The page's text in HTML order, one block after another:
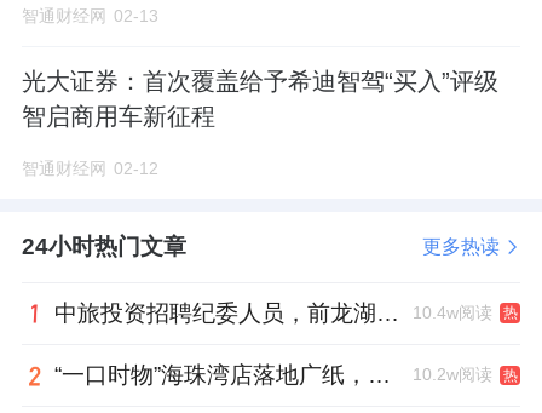
智通财经网 02-13
光大证券：首次覆盖给予希迪智驾“买入”评级
智启商用车新征程
智通财经网 02-12
24小时热门文章 更多热读
中旅投资招聘纪委人员，前龙湖副总裁胡若翔掌舵 10.4w阅读 热
“一口时物”海珠湾店落地广纸，越秀地产以“新鲜现制”商业新场景打造社区高品质生活 10.2w阅读 热